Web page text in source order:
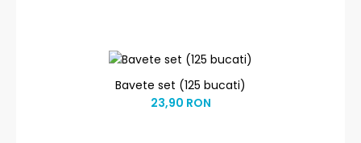
Bavete set (125 bucati)
23,90 RON